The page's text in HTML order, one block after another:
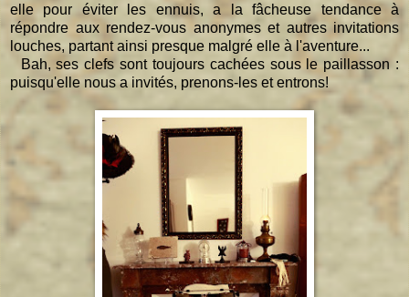
elle pour éviter les ennuis, a la fâcheuse tendance à
répondre aux rendez-vous anonymes et autres invitations
louches, partant ainsi presque malgré elle à l'aventure...
Bah, ses clefs sont toujours cachées sous le paillasson :
puisqu'elle nous a invités, prenons-les et entrons!